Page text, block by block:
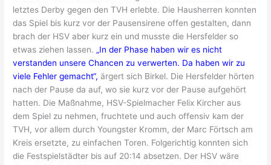
letztes Derby gegen den TVH erlebte. Die Hausherren konnten
das Spiel bis kurz vor der Pausensirene offen gestalten, dann
brach der HSV aber kurz ein und musste die Hersfelder so
etwas ziehen lassen. „In der Phase haben wir es nicht
verstanden unsere Chancen zu verwerten. Da haben wir zu
viele Fehler gemacht“, ärgert sich Birkel. Die Hersfelder hörten
nach der Pause da auf, wo sie kurz vor der Pause aufgehört
hatten. Die Maßnahme, HSV-Spielmacher Felix Kircher aus
dem Spiel zu nehmen, fruchtete und auch offensiv kam der
TVH, vor allem durch Youngster Kromm, der Marc Förtsch am
Kreis ersetzte, zu einfachen Toren. Folgerichtig konnten sich
die Festspielstädter bis auf 20:14 absetzen. Der HSV wäre